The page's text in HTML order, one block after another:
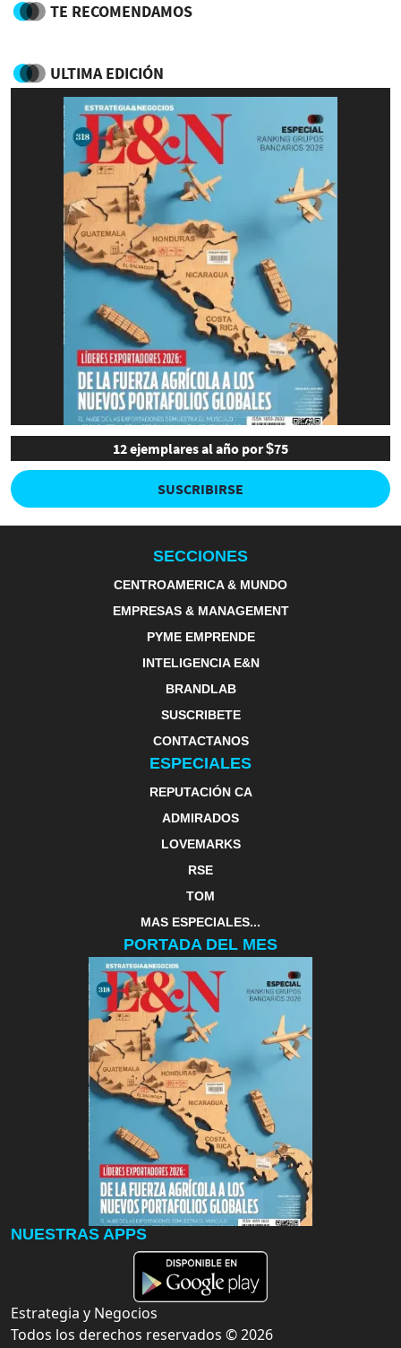
TE RECOMENDAMOS
ULTIMA EDICIÓN
12 ejemplares al año por $75
SUSCRIBIRSE
SECCIONES
CENTROAMERICA & MUNDO
EMPRESAS & MANAGEMENT
PYME EMPRENDE
INTELIGENCIA E&N
BRANDLAB
SUSCRIBETE
CONTACTANOS
ESPECIALES
REPUTACIÓN CA
ADMIRADOS
LOVEMARKS
RSE
TOM
MAS ESPECIALES...
PORTADA DEL MES
NUESTRAS APPS
Estrategia y Negocios
Todos los derechos reservados ©2026